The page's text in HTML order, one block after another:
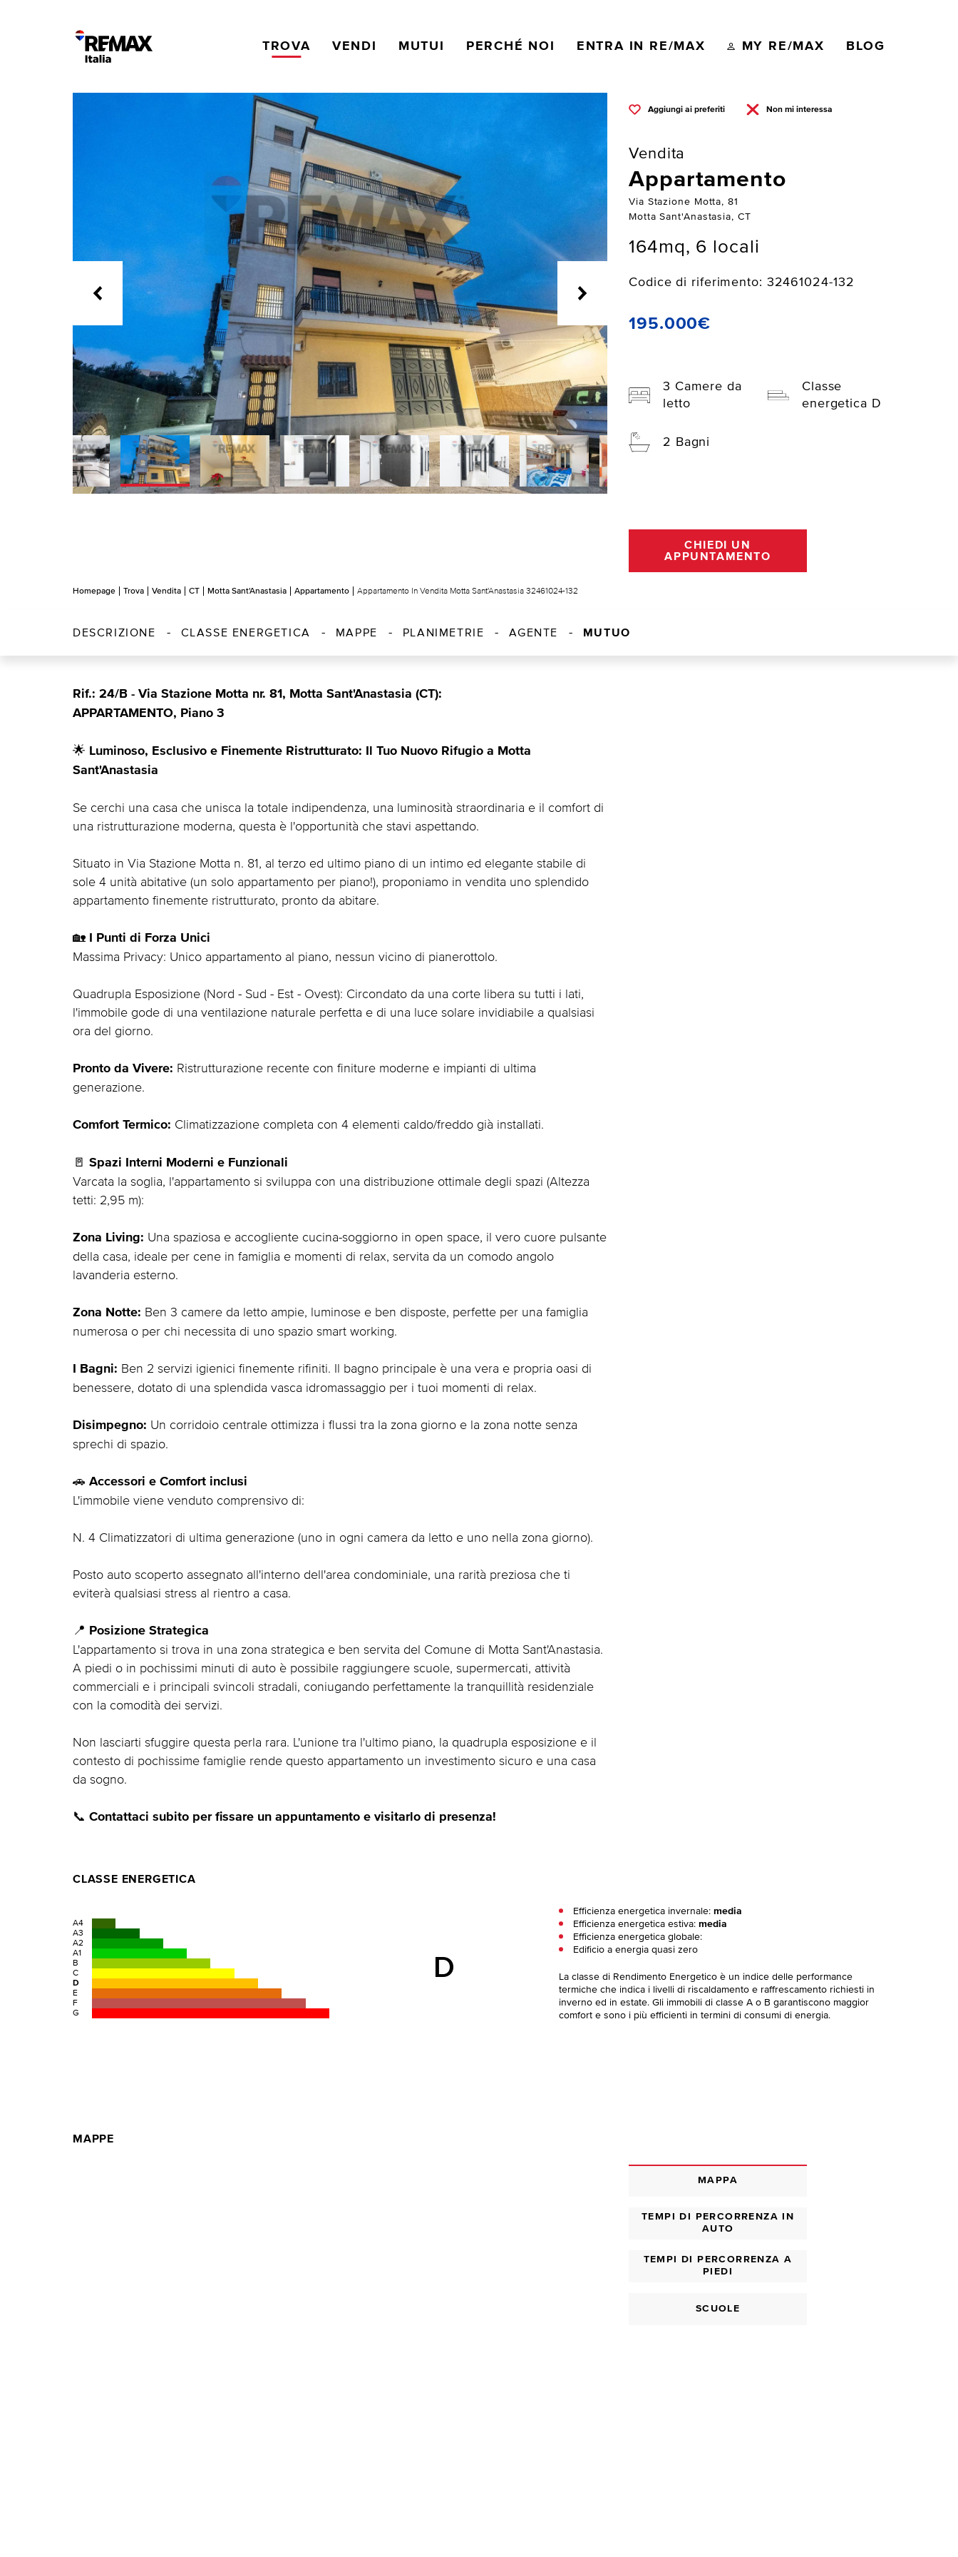
TROVA VENDI MUTUI PERCHÉ NOI ENTRA IN RE/MAX MY RE/MAX BLOG
Aggiungi ai preferiti Non mi interessa
Vendita
Appartamento
Via Stazione Motta, 81
Motta Sant'Anastasia, CT
164mq, 6 locali
Codice di riferimento: 32461024-132
195.000€
3 Camere da
letto
Classe
energetica D
2 Bagni
CHIEDI UN
APPUNTAMENTO
Homepage Trova Vendita CT Motta Sant'Anastasia Appartamento Appartamento In Vendita Motta Sant'Anastasia 32461024-132
DESCRIZIONE CLASSE ENERGETICA MAPPE PLANIMETRIE AGENTE MUTUO
Rif.: 24/B - Via Stazione Motta nr. 81, Motta Sant'Anastasia (CT):
APPARTAMENTO, Piano 3
🌟 Luminoso, Esclusivo e Finemente Ristrutturato: Il Tuo Nuovo Rifugio a Motta
Sant'Anastasia
Se cerchi una casa che unisca la totale indipendenza, una luminosità straordinaria e il comfort di
una ristrutturazione moderna, questa è l'opportunità che stavi aspettando.
Situato in Via Stazione Motta n. 81, al terzo ed ultimo piano di un intimo ed elegante stabile di
sole 4 unità abitative (un solo appartamento per piano!), proponiamo in vendita uno splendido
appartamento finemente ristrutturato, pronto da abitare.
🏡 I Punti di Forza Unici
Massima Privacy: Unico appartamento al piano, nessun vicino di pianerottolo.
Quadrupla Esposizione (Nord - Sud - Est - Ovest): Circondato da una corte libera su tutti i lati,
l'immobile gode di una ventilazione naturale perfetta e di una luce solare invidiabile a qualsiasi
ora del giorno.
Pronto da Vivere: Ristrutturazione recente con finiture moderne e impianti di ultima
generazione.
Comfort Termico: Climatizzazione completa con 4 elementi caldo/freddo già installati.
🚪 Spazi Interni Moderni e Funzionali
Varcata la soglia, l'appartamento si sviluppa con una distribuzione ottimale degli spazi (Altezza
tetti: 2,95 m):
Zona Living: Una spaziosa e accogliente cucina-soggiorno in open space, il vero cuore pulsante
della casa, ideale per cene in famiglia e momenti di relax, servita da un comodo angolo
lavanderia esterno.
Zona Notte: Ben 3 camere da letto ampie, luminose e ben disposte, perfette per una famiglia
numerosa o per chi necessita di uno spazio smart working.
I Bagni: Ben 2 servizi igienici finemente rifiniti. Il bagno principale è una vera e propria oasi di
benessere, dotato di una splendida vasca idromassaggio per i tuoi momenti di relax.
Disimpegno: Un corridoio centrale ottimizza i flussi tra la zona giorno e la zona notte senza
sprechi di spazio.
🚗 Accessori e Comfort inclusi
L'immobile viene venduto comprensivo di:
N. 4 Climatizzatori di ultima generazione (uno in ogni camera da letto e uno nella zona giorno).
Posto auto scoperto assegnato all'interno dell'area condominiale, una rarità preziosa che ti
eviterà qualsiasi stress al rientro a casa.
📍 Posizione Strategica
L'appartamento si trova in una zona strategica e ben servita del Comune di Motta Sant'Anastasia.
A piedi o in pochissimi minuti di auto è possibile raggiungere scuole, supermercati, attività
commerciali e i principali svincoli stradali, coniugando perfettamente la tranquillità residenziale
con la comodità dei servizi.
Non lasciarti sfuggire questa perla rara. L'unione tra l'ultimo piano, la quadrupla esposizione e il
contesto di pochissime famiglie rende questo appartamento un investimento sicuro e una casa
da sogno.
📞 Contattaci subito per fissare un appuntamento e visitarlo di presenza!
CLASSE ENERGETICA
A4
A3
A2
A1
B
C
D
E
F
G
D
Efficienza energetica invernale:media
Efficienza energetica estiva:media
Efficienza energetica globale:
Edificio a energia quasi zero
La classe di Rendimento Energetico è un indice delle performance
termiche che indica i livelli di riscaldamento e raffrescamento richiesti in
inverno ed in estate. Gli immobili di classe A o B garantiscono maggior
comfort e sono i più efficienti in termini di consumi di energia.
MAPPE
MAPPA
TEMPI DI PERCORRENZA IN
AUTO
TEMPI DI PERCORRENZA A
PIEDI
SCUOLE